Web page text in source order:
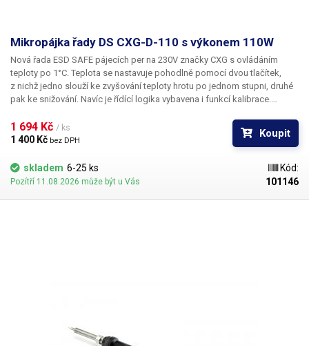
Mikropájka řady DS CXG-D-110 s výkonem 110W
Nová řada ESD SAFE pájecích per na 230V značky CXG s ovládáním
teploty po 1°C. Teplota se nastavuje pohodlně pomocí dvou tlačítek,
z nichž jedno slouží ke zvyšování teploty hrotu po jednom stupni, druhé
pak ke snižování. Navíc je řídící logika vybavena i funkcí kalibrace.
která reprezentuje korekci skutečné teploty hrotu dle externího
1 694 Kč / ks
1 400 Kč bez DPH
Koupit
skladem 6-25 ks
Pozítří 11.08.2026 může být u Vás
Kód:
101146